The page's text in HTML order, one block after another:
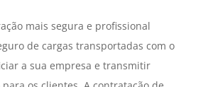
mais segura e profissional
de cargas transportadas com o
a sua empresa e transmitir